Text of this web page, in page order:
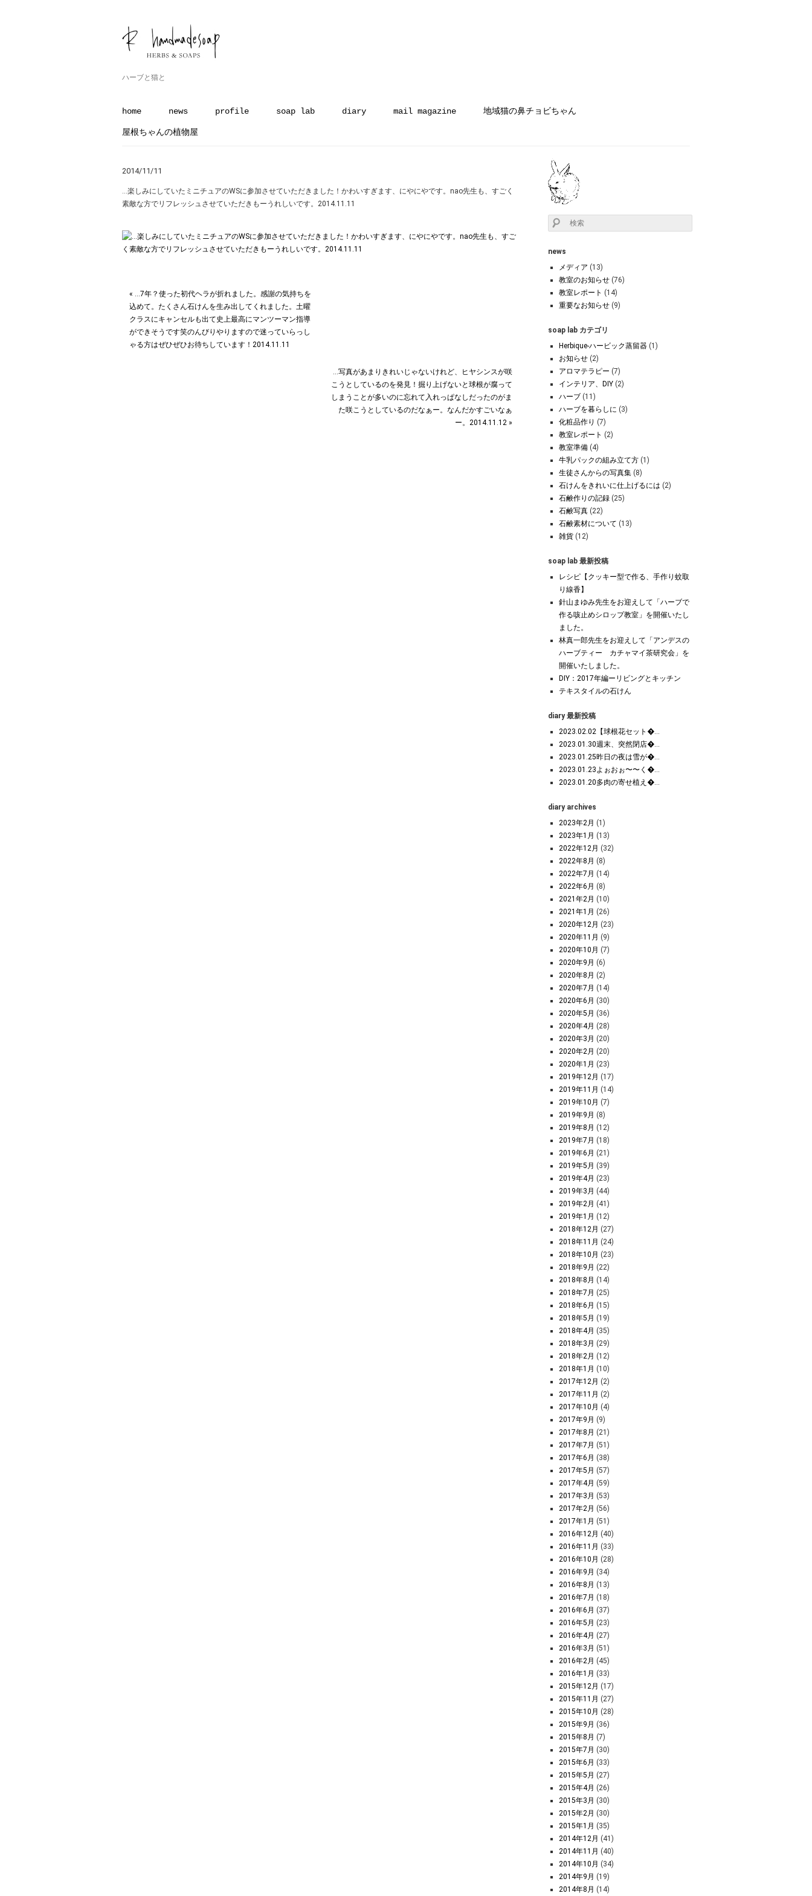
ハーブと猫と
home news profile soap lab diary mail magazine 地域猫の鼻チョビちゃん
屋根ちゃんの植物屋
2014/11/11
…楽しみにしていたミニチュアのWSに参加させていただきました！かわいすぎます、にやにやです。nao先生も、すごく
素敵な方でリフレッシュさせていただきもーうれしいです。2014.11.11
« …7年？使った初代ヘラが折れました。感謝の気持ちを
込めて。たくさん石けんを生み出してくれました。土曜
クラスにキャンセルも出て史上最高にマンツーマン指導
ができそうです笑のんびりやりますので迷っていらっし
ゃる方はぜひぜひお待ちしています！2014.11.11
…写真があまりきれいじゃないけれど、ヒヤシンスが咲
こうとしているのを発見！掘り上げないと球根が腐って
しまうことが多いのに忘れて入れっぱなしだったのがま
た咲こうとしているのだなぁー。なんだかすごいなぁ
ー。2014.11.12 »
news
メディア (13)
教室のお知らせ (76)
教室レポート (14)
重要なお知らせ (9)
soap lab カテゴリ
Herbique-ハービック蒸留器 (1)
お知らせ (2)
アロマテラピー (7)
インテリア、DIY (2)
ハーブ (11)
ハーブを暮らしに (3)
化粧品作り (7)
教室レポート (2)
教室準備 (4)
牛乳パックの組み立て方 (1)
生徒さんからの写真集 (8)
石けんをきれいに仕上げるには (2)
石鹸作りの記録 (25)
石鹸写真 (22)
石鹸素材について (13)
雑貨 (12)
soap lab 最新投稿
レシピ【クッキー型で作る、手作り蚊取
り線香】
針山まゆみ先生をお迎えして「ハーブで
作る咳止めシロップ教室」を開催いたし
ました。
林真一郎先生をお迎えして「アンデスの
ハーブティー カチャマイ茶研究会」を
開催いたしました。
DIY：2017年編ーリビングとキッチン
テキスタイルの石けん
diary 最新投稿
2023.02.02【球根花セット�...
2023.01.30週末、突然閉店�...
2023.01.25昨日の夜は雪が�...
2023.01.23よぉおぉ〜〜く�...
2023.01.20多肉の寄せ植え�...
diary archives
2023年2月 (1)
2023年1月 (13)
2022年12月 (32)
2022年8月 (8)
2022年7月 (14)
2022年6月 (8)
2021年2月 (10)
2021年1月 (26)
2020年12月 (23)
2020年11月 (9)
2020年10月 (7)
2020年9月 (6)
2020年8月 (2)
2020年7月 (14)
2020年6月 (30)
2020年5月 (36)
2020年4月 (28)
2020年3月 (20)
2020年2月 (20)
2020年1月 (23)
2019年12月 (17)
2019年11月 (14)
2019年10月 (7)
2019年9月 (8)
2019年8月 (12)
2019年7月 (18)
2019年6月 (21)
2019年5月 (39)
2019年4月 (23)
2019年3月 (44)
2019年2月 (41)
2019年1月 (12)
2018年12月 (27)
2018年11月 (24)
2018年10月 (23)
2018年9月 (22)
2018年8月 (14)
2018年7月 (25)
2018年6月 (15)
2018年5月 (19)
2018年4月 (35)
2018年3月 (29)
2018年2月 (12)
2018年1月 (10)
2017年12月 (2)
2017年11月 (2)
2017年10月 (4)
2017年9月 (9)
2017年8月 (21)
2017年7月 (51)
2017年6月 (38)
2017年5月 (57)
2017年4月 (59)
2017年3月 (53)
2017年2月 (56)
2017年1月 (51)
2016年12月 (40)
2016年11月 (33)
2016年10月 (28)
2016年9月 (34)
2016年8月 (13)
2016年7月 (18)
2016年6月 (37)
2016年5月 (23)
2016年4月 (27)
2016年3月 (51)
2016年2月 (45)
2016年1月 (33)
2015年12月 (17)
2015年11月 (27)
2015年10月 (28)
2015年9月 (36)
2015年8月 (7)
2015年7月 (30)
2015年6月 (33)
2015年5月 (27)
2015年4月 (26)
2015年3月 (30)
2015年2月 (30)
2015年1月 (35)
2014年12月 (41)
2014年11月 (40)
2014年10月 (34)
2014年9月 (19)
2014年8月 (14)